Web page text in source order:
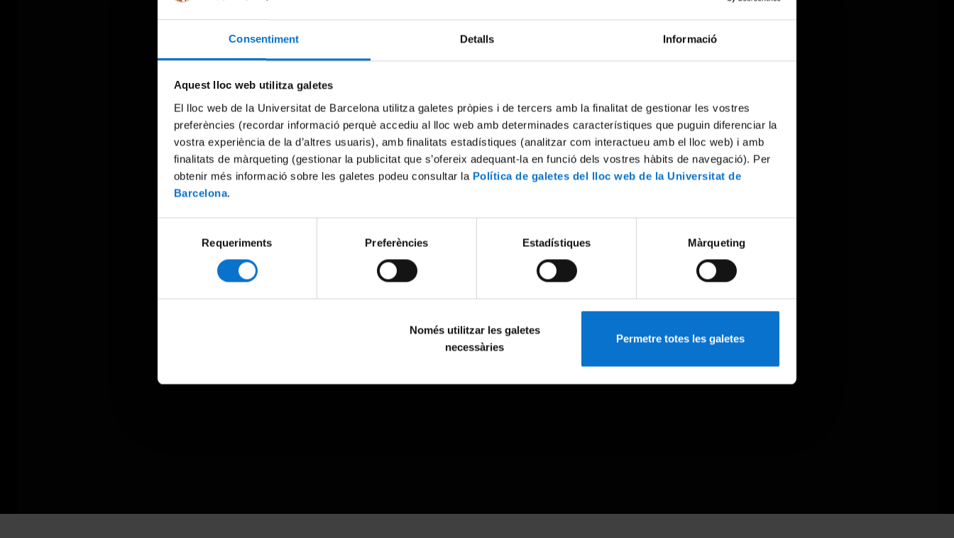
Consentiment Detalls Informació
Aquest lloc web utilitza galetes
El lloc web de la Universitat de Barcelona utilitza galetes pròpies i de tercers amb la finalitat de gestionar les vostres
preferències (recordar informació perquè accediu al lloc web amb determinades característiques que puguin diferenciar la
vostra experiència de la d’altres usuaris), amb finalitats estadístiques (analitzar com interactueu amb el lloc web) i amb
finalitats de màrqueting (gestionar la publicitat que s’ofereix adequant-la en funció dels vostres hàbits de navegació). Per
obtenir més informació sobre les galetes podeu consultar la Política de galetes del lloc web de la Universitat de
Barcelona.
consentiment
Requeriments Preferències Estadístiques Màrqueting
Només utilitzar les galetes
necessàries
Permetre totes les galetes
Try again